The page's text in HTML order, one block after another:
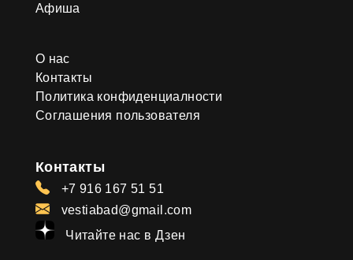
Афиша
О нас
Контакты
Политика конфиденциалности
Соглашения пользователя
Контакты
+7 916 167 51 51
vestiabad@gmail.com
Читайте нас в Дзен